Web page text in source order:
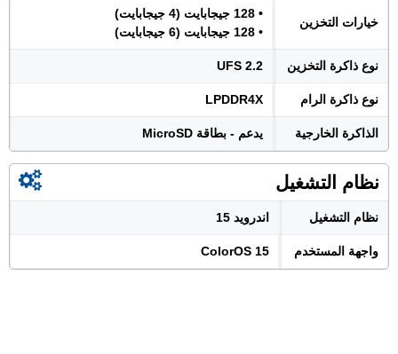
خيارات التخزين
• 128 جيجابايت (4 جيجابايت)
• 128 جيجابايت (6 جيجابايت)
نوع ذاكرة التخزين UFS 2.2
نوع ذاكرة الرام LPDDR4X
الذاكرة الخارجية يدعم - بطاقة MicroSD
نظام التشغيل
نظام التشغيل اندرويد 15
واجهة المستخدم ColorOS 15